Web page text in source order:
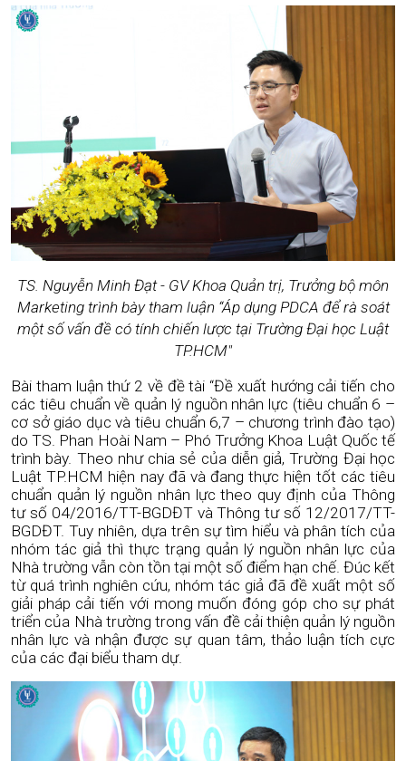
TS. Nguyễn Minh Đạt - GV Khoa Quản trị, Trưởng bộ môn
Marketing trình bày tham luận “Áp dụng PDCA để rà soát
một số vấn đề có tính chiến lược tại Trường Đại học Luật
TP.HCM"
Bài tham luận thứ 2 về đề tài “Đề xuất hướng cải tiến cho
các tiêu chuẩn về quản lý nguồn nhân lực (tiêu chuẩn 6 –
cơ sở giáo dục và tiêu chuẩn 6,7 – chương trình đào tạo)
do TS. Phan Hoài Nam – Phó Trưởng Khoa Luật Quốc tế
trình bày. Theo như chia sẻ của diễn giả, Trường Đại học
Luật TP.HCM hiện nay đã và đang thực hiện tốt các tiêu
chuẩn quản lý nguồn nhân lực theo quy định của Thông
tư số 04/2016/TT-BGDĐT và Thông tư số 12/2017/TT-
BGDĐT. Tuy nhiên, dựa trên sự tìm hiểu và phân tích của
nhóm tác giả thì thực trạng quản lý nguồn nhân lực của
Nhà trường vẫn còn tồn tại một số điểm hạn chế. Đúc kết
từ quá trình nghiên cứu, nhóm tác giả đã đề xuất một số
giải pháp cải tiến với mong muốn đóng góp cho sự phát
triển của Nhà trường trong vấn đề cải thiện quản lý nguồn
nhân lực và nhận được sự quan tâm, thảo luận tích cực
của các đại biểu tham dự.